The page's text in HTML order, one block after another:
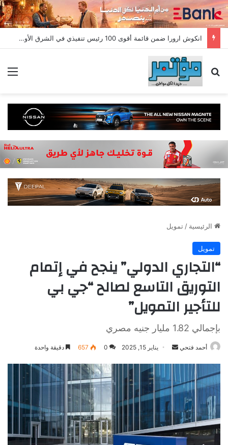
انكوش ارورا ضمن قائمة أقوى 100 رئيس تنفيذي في الشرق الأوسط لعام 2026 في قائمة فوربس الشرق الأوسط”
بحث عن
الرئيسية / تمويل
تمويل
“التجاري الدولي” ينجح في إتمام
التوريق التاسع لصالح “جي بي
للتأجير التمويل”
بإجمالي 1.82 مليار جنيه مصري
أحمد فتحي
أرسل
إلكترونيا
يناير 15, 2025 0
657 دقيقة واحدة